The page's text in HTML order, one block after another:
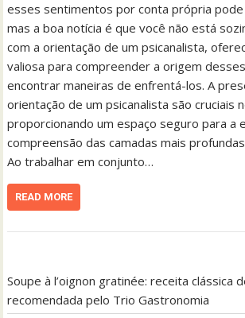
esses sentimentos por conta própria
mas a boa notícia é que você não está
com a orientação de um psicanalista,
valiosa para compreender a origem
encontrar maneiras de enfrentá-los. A
orientação de um psicanalista são cruciais
proporcionando um espaço seguro para a
compreensão das camadas mais
Ao trabalhar em conjunto…
READ MORE
Soupe à l’oignon gratinée: receita clássica
recomendada pelo Trio Gastronomia